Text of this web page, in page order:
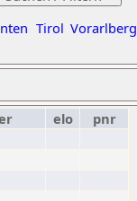
Tirol Vorarlberg
elo
pnr